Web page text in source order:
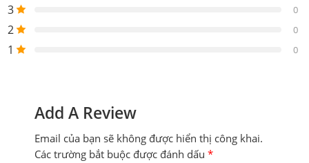
3 0
2 0
1 0
Add A Review
Email của bạn sẽ không được hiển thị công khai.
Các trường bắt buộc được đánh dấu *